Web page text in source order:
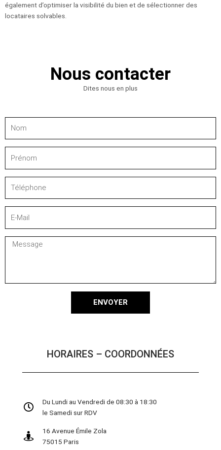
également d’optimiser la visibilité du bien et de sélectionner des
locataires solvables.
Nous contacter
Dites nous en plus
Mail
Message
ENVOYER
HORAIRES – COORDONNÉES
Du Lundi au Vendredi de 08:30 à 18:30
le Samedi sur RDV
16 Avenue Émile Zola
75015 Paris